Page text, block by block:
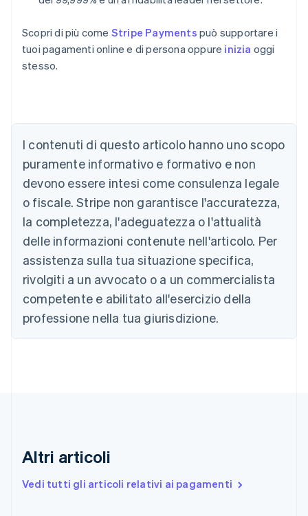
Scopri di più come Stripe Payments può supportare i
tuoi pagamenti online e di persona oppure inizia oggi
stesso.
I contenuti di questo articolo hanno uno scopo
puramente informativo e formativo e non
devono essere intesi come consulenza legale
o fiscale. Stripe non garantisce l'accuratezza,
la completezza, l'adeguatezza o l'attualità
delle informazioni contenute nell'articolo. Per
assistenza sulla tua situazione specifica,
rivolgiti a un avvocato o a un commercialista
competente e abilitato all'esercizio della
professione nella tua giurisdizione.
Altri articoli
Vedi tutti gli articoli relativi ai pagamenti
English
DeutschEnglish
Belgio
Nederlands Français English
Brasile
PortuguêsEnglish
Bulgaria
Canada
EnglishFrançais
Cina continentale
简体中文English
Cipro
Finlandia
Francia